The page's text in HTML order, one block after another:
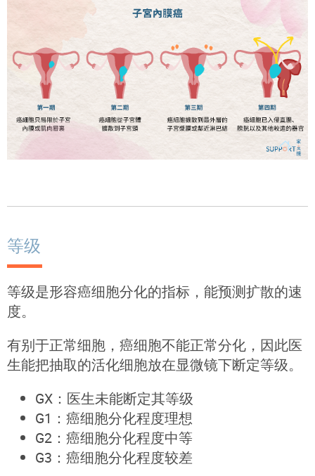
等级
等级是形容癌细胞分化的指标，能预测扩散的速
度。
有别于正常细胞，癌细胞不能正常分化，因此医
生能把抽取的活化细胞放在显微镜下断定等级。
GX：医生未能断定其等级
G1：癌细胞分化程度理想
G2：癌细胞分化程度中等
G3：癌细胞分化程度较差